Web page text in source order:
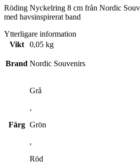
Röding Nyckelring 8 cm från Nordic
med havsinspirerat band
Ytterligare information
Vikt
0,05 kg
Brand Nordic Souvenirs
Färg
Grå
,
Grön
,
Röd